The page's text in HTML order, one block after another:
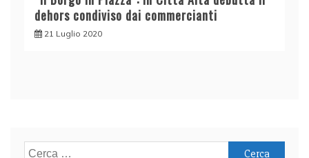
dehors condiviso dai commercianti
21 Luglio 2020
Ricerca